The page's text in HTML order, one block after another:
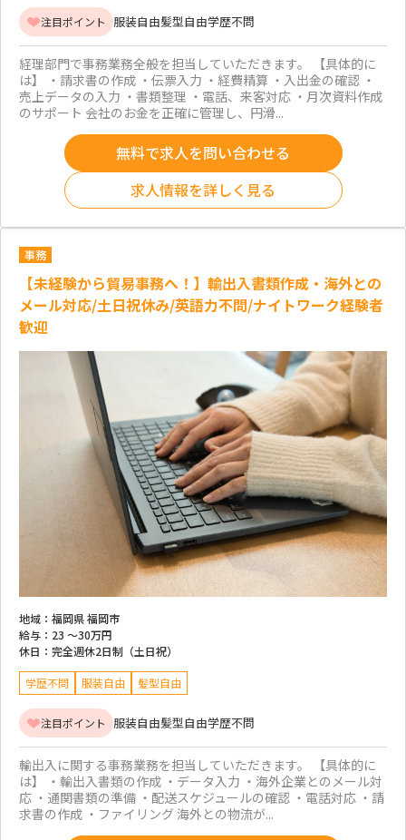
注目ポイント 服装自由髪型自由学歴不問
経理部門で事務業務全般を担当していただきます。 【具体的に
は】 ・請求書の作成 ・伝票入力 ・経費精算 ・入出金の確認 ・
売上データの入力 ・書類整理 ・電話、来客対応 ・月次資料作成
のサポート 会社のお金を正確に管理し、円滑...
無料で求人を問い合わせる
求人情報を詳しく見る
事務
【未経験から貿易事務へ！】輸出入書類作成・海外との
メール対応/土日祝休み/英語力不問/ナイトワーク経験者
歓迎
地域： 福岡県 福岡市
給与： 23 ～30万円
休日： 完全週休2日制（土日祝）
学歴不問 服装自由 髪型自由
注目ポイント 服装自由髪型自由学歴不問
輸出入に関する事務業務を担当していただきます。 【具体的に
は】 ・輸出入書類の作成 ・データ入力 ・海外企業とのメール対
応 ・通関書類の準備 ・配送スケジュールの確認 ・電話対応 ・請
求書の作成 ・ファイリング 海外との物流が...